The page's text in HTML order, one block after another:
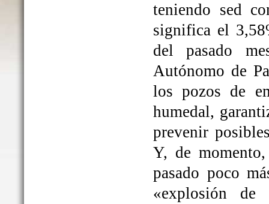
teniendo sed
significa el
del pasado
Autónomo de
los pozos de
humedal,
prevenir
Y, de
pasado poco
«explosión